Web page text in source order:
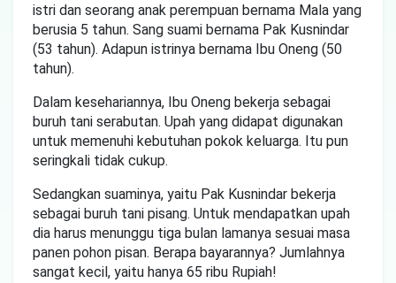
istri dan seorang anak perempuan bernama Mala yang
berusia 5 tahun. Sang suami bernama Pak Kusnindar
(53 tahun). Adapun istrinya bernama Ibu Oneng (50
tahun).
Dalam kesehariannya, Ibu Oneng bekerja sebagai
buruh tani serabutan. Upah yang didapat digunakan
untuk memenuhi kebutuhan pokok keluarga. Itu pun
seringkali tidak cukup.
Sedangkan suaminya, yaitu Pak Kusnindar bekerja
sebagai buruh tani pisang. Untuk mendapatkan upah
dia harus menunggu tiga bulan lamanya sesuai masa
panen pohon pisan. Berapa bayarannya? Jumlahnya
sangat kecil, yaitu hanya 65 ribu Rupiah!